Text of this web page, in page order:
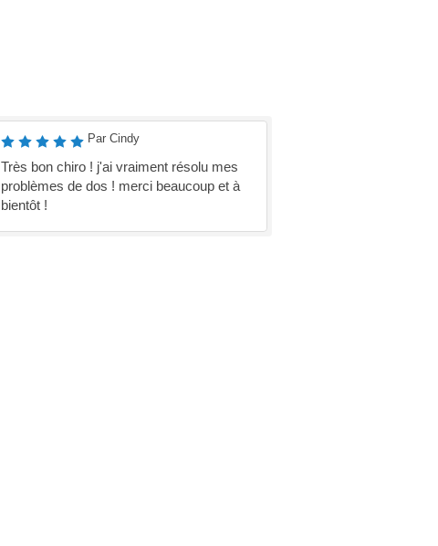
Par Cindy
Très bon chiro ! j'ai vraiment résolu mes
problèmes de dos ! merci beaucoup et à
bientôt !